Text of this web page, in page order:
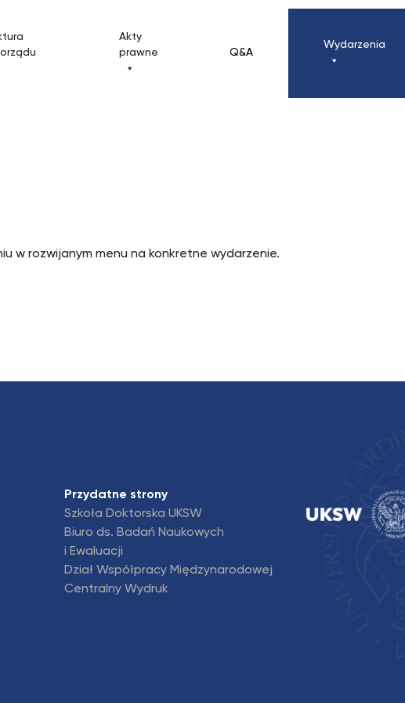
Akty
prawne
Q&A
Wydarzenia
w rozwijanym menu na konkretne wydarzenie.
Przydatne strony
Szkoła Doktorska UKSW
Biuro ds. Badań Naukowych
i Ewaluacji
Dział Współpracy Międzynarodowej
Centralny Wydruk